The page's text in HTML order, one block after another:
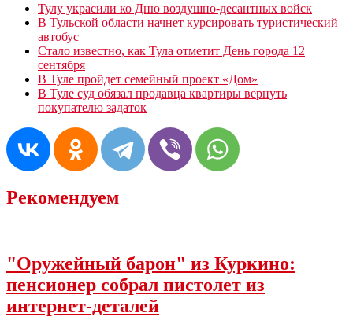
Тулу украсили ко Дню воздушно-десантных войск
В Тульской области начнет курсировать туристический
автобус
Стало известно, как Тула отметит День города 12
сентября
В Туле пройдет семейный проект «Дом»
В Туле суд обязал продавца квартиры вернуть
покупателю задаток
Рекомендуем
"Оружейный барон" из Куркино:
пенсионер собрал пистолет из
интернет-деталей